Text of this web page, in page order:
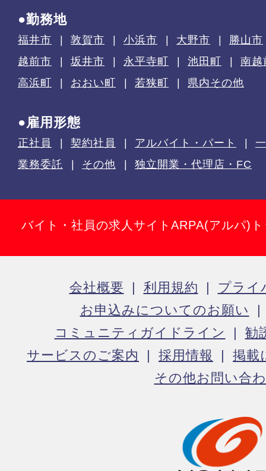
●勤務地
福井市 敦賀市 小浜市 大野市
勝山市
越前市
坂井市 永平寺町 池田町
南越
高浜町
おおい町 若狭町 県内その他
●雇用形態
正社員 契約社員 アルバイト・パート
業務委託
その他 独立開業・代理店・FC
バイト・社員の求人サイトARPA(アルパ)
会社概要 利用規約
プライ
お申込みについてのお願い
コミュニティガイドライン
勧
サービスのご案内
採用情報
掲載
その他お問い合